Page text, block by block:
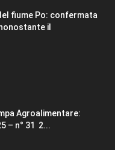
fiume Po: confermata
il
Agroalimentare:
– n° 31 2...